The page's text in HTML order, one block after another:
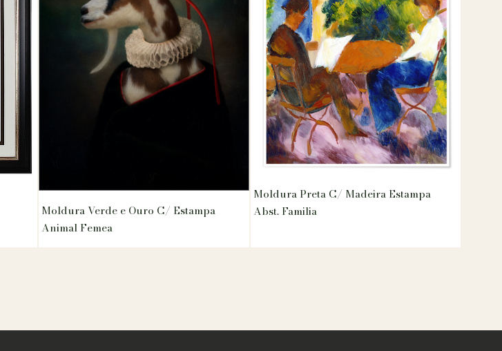
Moldura Verde e Ouro C/ Estampa
Animal Femea
Moldura Preta C/ Madeira Estampa
Abst. Familia